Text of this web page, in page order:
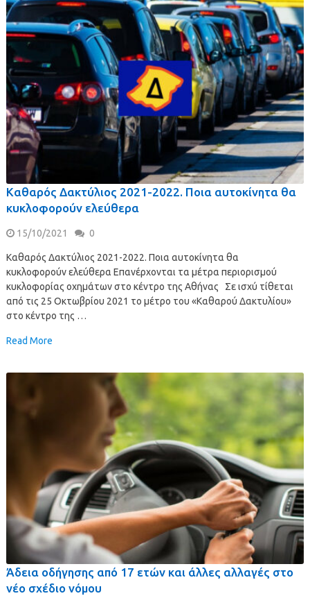
Καθαρός Δακτύλιος 2021-2022. Ποια αυτοκίνητα θα
κυκλοφορούν ελεύθερα
15/10/2021 0
Καθαρός Δακτύλιος 2021-2022. Ποια αυτοκίνητα θα
κυκλοφορούν ελεύθερα Επανέρχονται τα μέτρα περιορισμού
κυκλοφορίας οχημάτων στο κέντρο της Αθήνας Σε ισχύ τίθεται
από τις 25 Οκτωβρίου 2021 το μέτρο του «Καθαρού Δακτυλίου»
στο κέντρο της …
Read More
Άδεια οδήγησης από 17 ετών και άλλες αλλαγές στο
νέο σχέδιο νόμου